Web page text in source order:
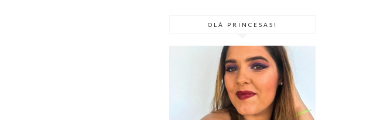
OLÁ PRINCESAS!